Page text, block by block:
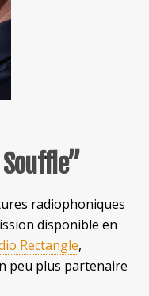
Souffle”
radiophoniques
disponible en
Rectangle,
peu plus partenaire